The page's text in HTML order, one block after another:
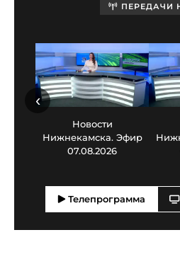
ПЕРЕДАЧИ
Новости
Нижнекамска. Эфир
07.08.2026
‹
Телепрограмма